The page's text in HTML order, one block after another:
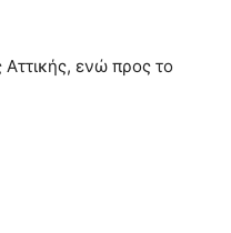
ενώ προς το